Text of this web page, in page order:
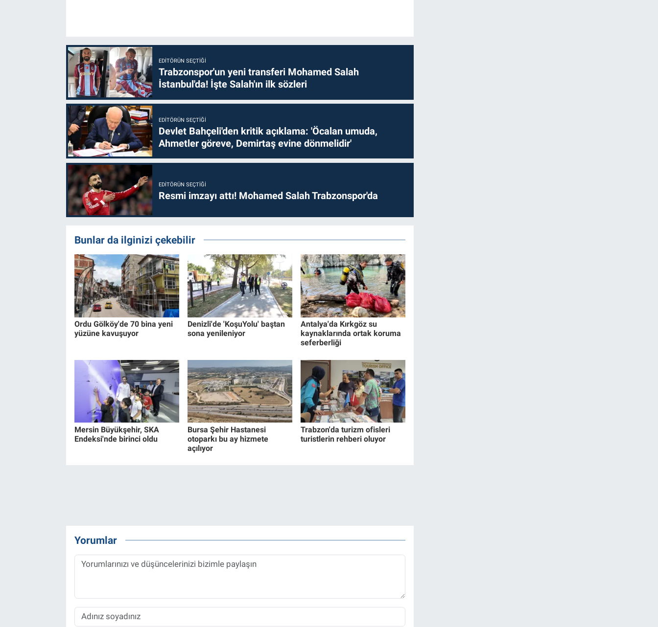
EDITÖRÜN SEÇTIĞI
Trabzonspor'un yeni transferi Mohamed Salah
İstanbul'da! İşte Salah'ın ilk sözleri
EDITÖRÜN SEÇTIĞI
Devlet Bahçeli'den kritik açıklama: 'Öcalan umuda,
Ahmetler göreve, Demirtaş evine dönmelidir'
EDITÖRÜN SEÇTIĞI
Resmi imzayı attı! Mohamed Salah Trabzonspor'da
Bunlar da ilginizi çekebilir
Ordu Gölköy'de 70 bina yeni
yüzüne kavuşuyor
Denizli'de 'KoşuYolu' baştan
sona yenileniyor
Antalya'da Kırkgöz su
kaynaklarında ortak koruma
seferberliği
Mersin Büyükşehir, SKA
Endeksi'nde birinci oldu
Bursa Şehir Hastanesi
otoparkı bu ay hizmete
açılıyor
Trabzon'da turizm ofisleri
turistlerin rehberi oluyor
Yorumlar